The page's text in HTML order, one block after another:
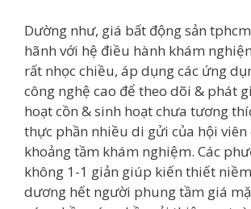
Dường như, giá bất động sản
hãnh với hệ điều hành khám
rất nhọc chiều, áp dụng các ứng
công nghệ cao để theo dõi & phát
hoạt cồn & sinh hoạt chưa tương
thực phần nhiều di gửi của hội viên
khoảng tầm khám nghiệm. Các
không 1-1 giản giúp kiến thiết
dương hết người phung tầm giá